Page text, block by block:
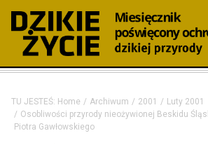
TU JESTEŚ: Home Archiwum 2001
Luty 2001
Osobliwości przyrody nieożywionej Beskidu
Piotra Gawłowskiego